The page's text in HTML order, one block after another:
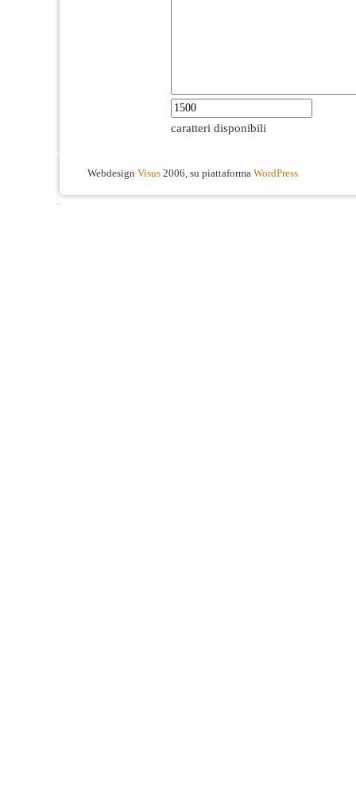
caratteri disponibili
Webdesign Visus 2006, su piattaforma WordPress